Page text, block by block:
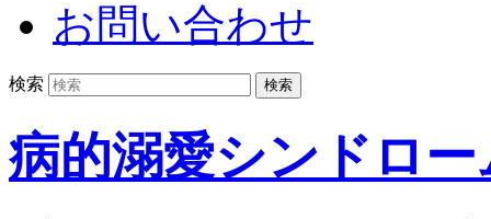
お問い合わせ
検索
病的溺愛シンドロー